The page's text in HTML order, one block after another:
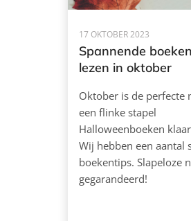
17 OKTOBER 2023
Spannende
lezen in oktober
Oktober is de perfecte
een flinke stapel
Halloweenboeken
Wij hebben een aantal
boekentips. Slapeloze
gegarandeerd!